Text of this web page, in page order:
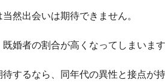
然出会いは期待できません。
婚者の割合が高くなってしまいます
するなら、同年代の異性と接点が